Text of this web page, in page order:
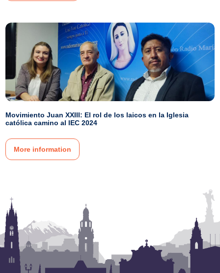
Movimiento Juan XXIII: El rol de los laicos en la Iglesia
católica camino al IEC 2024
More information